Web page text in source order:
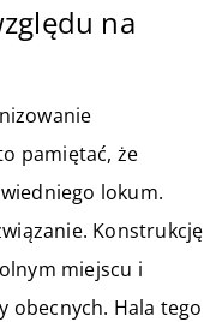
na
pamiętać, że
lokum.
Konstrukcję
miejscu i
obecnych. Hala tego